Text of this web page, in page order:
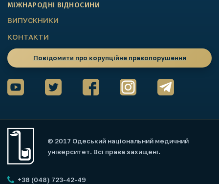
МІЖНАРОДНІ ВІДНОСИНИ
ВИПУСКНИКИ
КОНТАКТИ
Повідомити про корупційне правопорушення
© 2017 Одеський національний медичний
університет. Всі права захищені.
+38 (048) 723-42-49